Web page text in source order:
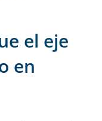
el eje
en